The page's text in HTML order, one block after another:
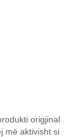
origjinal
më aktivisht si